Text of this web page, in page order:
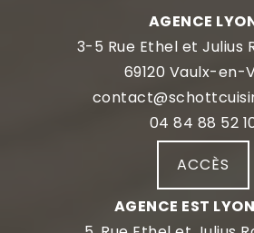
AGENCE
3-5 Rue Ethel et Julius
69120 Vaulx-en-
04 84 88 52
ACCÈS
AGENCE EST